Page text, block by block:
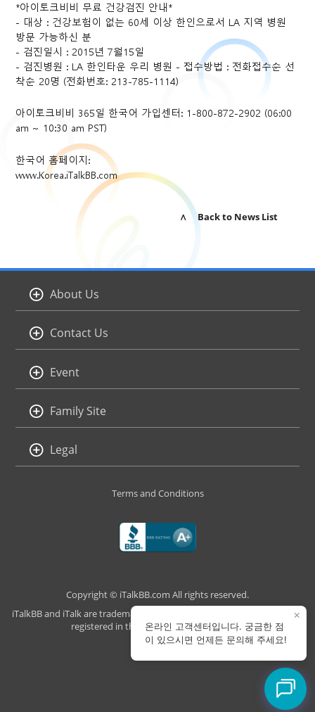
*아이토크비비 무료 건강검진 안내*
- 대상 : 건강보험이 없는 60세 이상 한인으로서 LA 지역 병원
방문 가능하신 분
- 검진일시 : 2015년 7월15일
- 검진병원 : LA 한인타운 우리 병원 - 접수방법 : 전화접수순 선
착순 20명 (전화번호: 213-785-1114)
아이토크비비 365일 한국어 가입센터: 1-800-872-2902 (06:00
am ~ 10:30 am PST)
한국어 홈페이지:
www.Korea.iTalkBB.com
∧ Back to News List
About Us
Contact Us
Event
Family Site
Legal
Terms and Conditions
Copyright © iTalkBB.com All rights reserved.
iTalkBB and iTalk are trademarks of iTalk Global Communications, Inc.,
registered in the U.S. and other countries.
온라인 고객센터입니다. 궁금한 점
이 있으시면 언제든 문의해 주세요!
×